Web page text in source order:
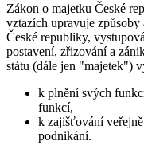
Zákon o majetku České
vztazích upravuje
České republiky,
postavení, zřizování a
státu (dále jen "majetek")
k plnění svých
funkcí,
k zajišťování
podnikání.